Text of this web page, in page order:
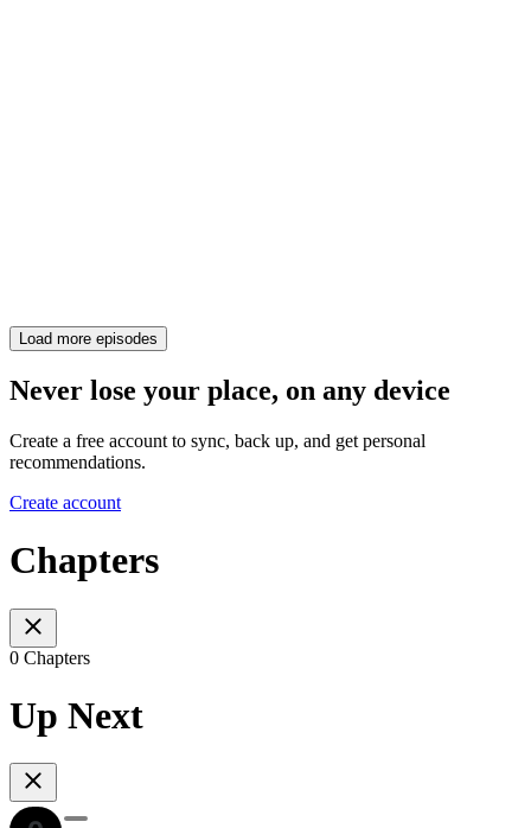
Load more episodes
Never lose your place, on any device
Create a free account to sync, back up, and get personal
recommendations.
Create account
Chapters
0 Chapters
Up Next